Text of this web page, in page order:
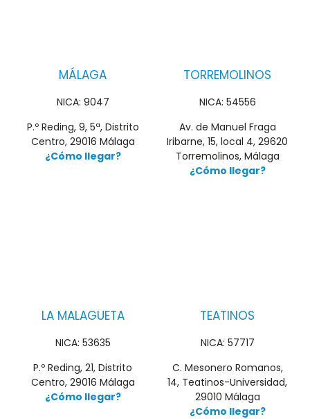
MÁLAGA
NICA: 9047
P.º Reding, 9, 5ª, Distrito
Centro, 29016 Málaga
¿Cómo llegar?
TORREMOLINOS
NICA: 54556
Av. de Manuel Fraga
Iribarne, 15, local 4, 29620
Torremolinos, Málaga
¿Cómo llegar?
LA MALAGUETA
NICA: 53635
P.º Reding, 21, Distrito
Centro, 29016 Málaga
¿Cómo llegar?
TEATINOS
NICA: 57717
C. Mesonero Romanos,
14, Teatinos-Universidad,
29010 Málaga
¿Cómo llegar?